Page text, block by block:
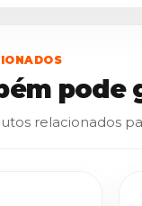
pode
relacionados